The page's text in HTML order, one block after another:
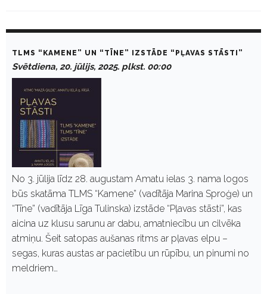
TLMS “KAMENE” UN “TĪNE” IZSTĀDE “PĻAVAS STĀSTI”
Svētdiena, 20. jūlijs, 2025. plkst. 00:00
No 3. jūlija līdz 28. augustam Amatu ielas 3. nama logos
būs skatāma TLMS “Kamene” (vadītāja Marina Sproģe) un
“Tīne” (vadītāja Līga Tulinska) izstāde “Pļavas stāsti”, kas
aicina uz klusu sarunu ar dabu, amatniecību un cilvēka
atmiņu. Šeit satopas aušanas ritms ar pļavas elpu –
segas, kuras austas ar pacietību un rūpību, un pinumi no
meldriem…